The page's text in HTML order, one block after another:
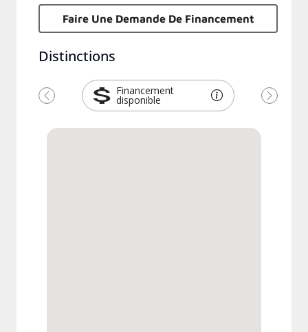
Faire Une Demande De Financement
Distinctions
Financement
disponible
Précédent Suivant